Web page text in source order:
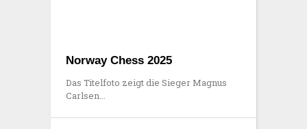
Norway Chess 2025
Das Titelfoto zeigt die Sieger Magnus
Carlsen